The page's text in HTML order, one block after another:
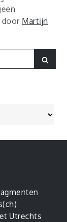
door Martijn
Utrechts